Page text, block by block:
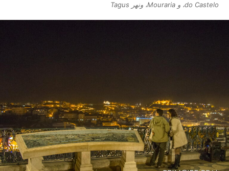
do Castelo، و Mouraria، ونهر Tagus